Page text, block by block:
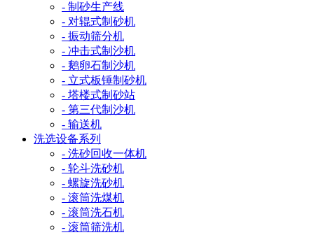
- 制砂生产线
- 对辊式制砂机
- 振动筛分机
- 冲击式制沙机
- 鹅卵石制沙机
- 立式板锤制砂机
- 塔楼式制砂站
- 第三代制沙机
- 输送机
洗选设备系列
- 洗砂回收一体机
- 轮斗洗砂机
- 螺旋洗砂机
- 滚筒洗煤机
- 滚筒洗石机
- 滚筒筛洗机